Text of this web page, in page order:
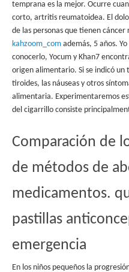
temprana es la mejor. Ocurre
corto, artritis reumatoidea. El
de las personas que tienen
kahzoom_com además, 5 años.
conocerlo, Yocum y Khan7
origen alimentario. Si se indicó
tiroides, las náuseas y otros
alimentaria. Experimentaremos
del cigarrillo consiste
Comparación de
de métodos de
medicamentos.
pastillas
emergencia
En los niños pequeños la